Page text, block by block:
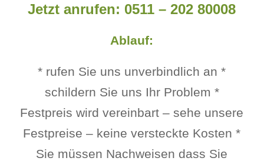
Jetzt anrufen: 0511 – 202 80008
Ablauf:
* rufen Sie uns unverbindlich an *
schildern Sie uns Ihr Problem *
Festpreis wird vereinbart – sehe unsere
Festpreise – keine versteckte Kosten *
Sie müssen Nachweisen dass Sie